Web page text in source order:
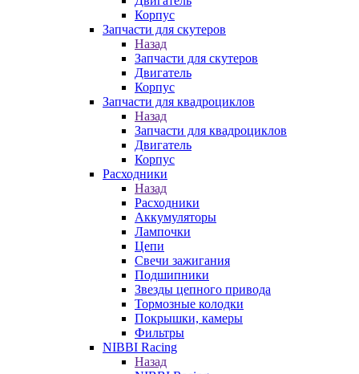
Корпус
Запчасти для скутеров
Назад
Запчасти для скутеров
Двигатель
Корпус
Запчасти для квадроциклов
Назад
Запчасти для квадроциклов
Двигатель
Корпус
Расходники
Назад
Расходники
Аккумуляторы
Лампочки
Цепи
Свечи зажигания
Подшипники
Звезды цепного привода
Тормозные колодки
Покрышки, камеры
Фильтры
NIBBI Racing
Назад